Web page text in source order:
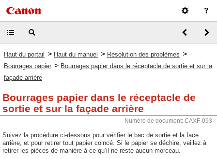
Haut du portail > Haut du manuel > Résolution des problèmes >
Bourrages papier > Bourrages papier dans le réceptacle de sortie et sur la
façade arrière
Bourrages papier dans le réceptacle de
sortie et sur la façade arrière
Numéro de document: CAXF-093
Suivez la procédure ci-dessous pour vérifier le bac de sortie et la face
arrière, et pour retirer tout papier coincé. Si le papier se déchire, veillez à
retirer les pièces de manière à ce qu’il ne reste aucun morceau.